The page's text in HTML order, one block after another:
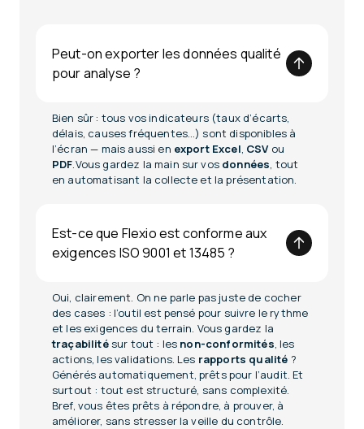
Peut-on exporter les données qualité
pour analyse ?
Bien sûr : tous vos indicateurs (taux d’écarts,
délais, causes fréquentes…) sont disponibles à
l’écran — mais aussi en export Excel, CSVou
PDF.Vous gardez la main sur vos données, tout
en automatisant la collecte et la présentation.
Est-ce que Flexio est conforme aux
exigences ISO 9001 et 13485 ?
Oui, clairement. On ne parle pas juste de cocher
des cases : l’outil est pensé pour suivre le rythme
et les exigences du terrain. Vous gardez la
traçabilitésur tout : les non-conformités, les
actions, les validations. Les rapports qualité ?
Générés automatiquement, prêts pour l’audit. Et
surtout : tout est structuré, sans complexité.
Bref, vous êtes prêts à répondre, à prouver, à
améliorer, sans stresser la veille du contrôle.